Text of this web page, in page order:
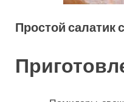
Простой салатик